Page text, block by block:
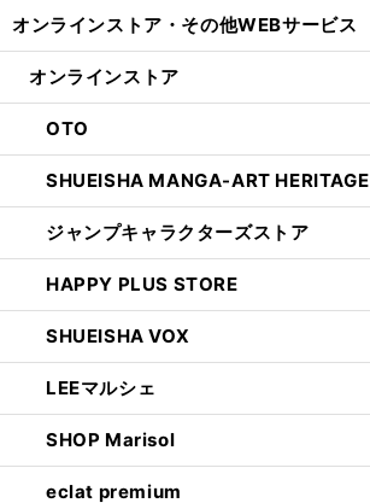
オンラインストア・ その他WEBサービス
オンラインストア
OTO
SHUEISHA MANGA-ART HERITAGE
ジャンプキャラクターズストア
HAPPY PLUS STORE
SHUEISHA VOX
LEEマルシェ
SHOP Marisol
eclat premium